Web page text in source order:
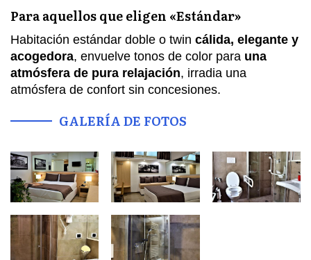
Para aquellos que eligen «Estándar»
Habitación estándar doble o twin cálida, elegante y
acogedora, envuelve tonos de color para una
atmósfera de pura relajación, irradia una
atmósfera de confort sin concesiones.
GALERÍA DE FOTOS